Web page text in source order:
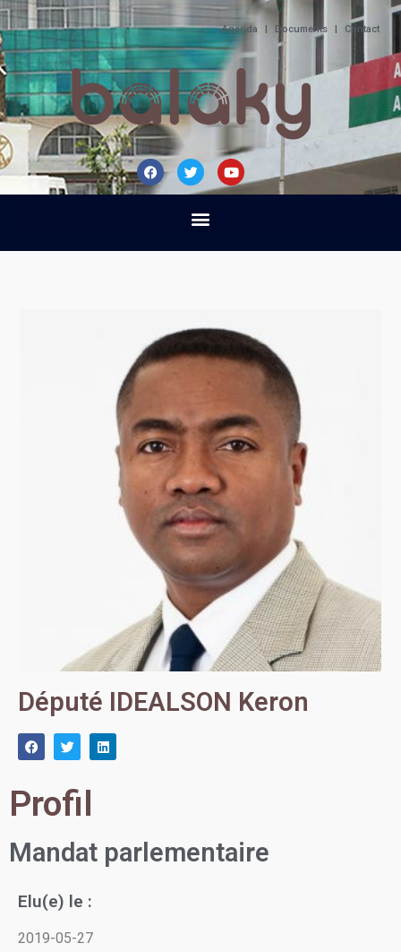
Agenda | Documents | Contact
Député IDEALSON Keron
Profil
Mandat parlementaire
Elu(e) le :
2019-05-27